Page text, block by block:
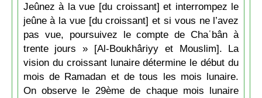
Jeûnez à la vue [du croissant] et interrompez le
jeûne à la vue [du croissant] et si vous ne l’avez
pas vue, poursuivez le compte de Chaʿbân à
trente jours » [Al-Boukhâriyy et Mouslim]. La
vision du croissant lunaire détermine le début du
mois de Ramadan et de tous les mois lunaire.
On observe le 29ème de chaque mois lunaire